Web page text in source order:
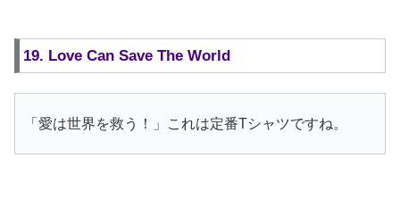
19. Love Can Save The World
「愛は世界を救う！」これは定番Tシャツですね。